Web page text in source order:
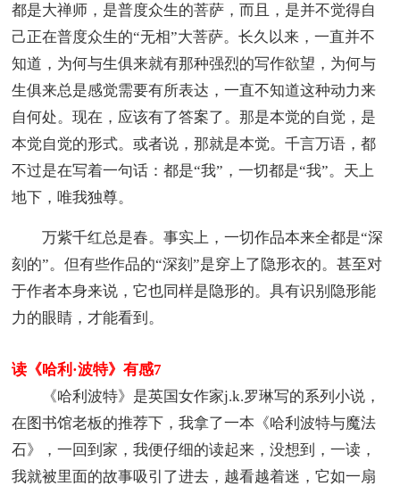
都是大禅师，是普度众生的菩萨，而且，是并不觉得自
己正在普度众生的“无相”大菩萨。长久以来，一直并不
知道，为何与生俱来就有那种强烈的写作欲望，为何与
生俱来总是感觉需要有所表达，一直不知道这种动力来
自何处。现在，应该有了答案了。那是本觉的自觉，是
本觉自觉的形式。或者说，那就是本觉。千言万语，都
不过是在写着一句话：都是“我”，一切都是“我”。天上
地下，唯我独尊。
万紫千红总是春。事实上，一切作品本来全都是“深
刻的”。但有些作品的“深刻”是穿上了隐形衣的。甚至对
于作者本身来说，它也同样是隐形的。具有识别隐形能
力的眼睛，才能看到。
读《哈利·波特》有感7
《哈利波特》是英国女作家j.k.罗琳写的系列小说，
在图书馆老板的推荐下，我拿了一本《哈利波特与魔法
石》，一回到家，我便仔细的读起来，没想到，一读，
我就被里面的故事吸引了进去，越看越着迷，它如一扇